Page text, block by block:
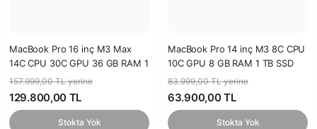
MacBook Pro 16 inç M3 Max
14C CPU 30C GPU 36 GB RAM 1
TB SSD Gümüş (MRW73TU/A)
157.999,00 TL yerine
129.800,00 TL
Stokta Yok
MacBook Pro 14 inç M3 8C CPU
10C GPU 8 GB RAM 1 TB SSD
Gümüş (MR7K3TU/A)
83.999,00 TL yerine
63.900,00 TL
Stokta Yok